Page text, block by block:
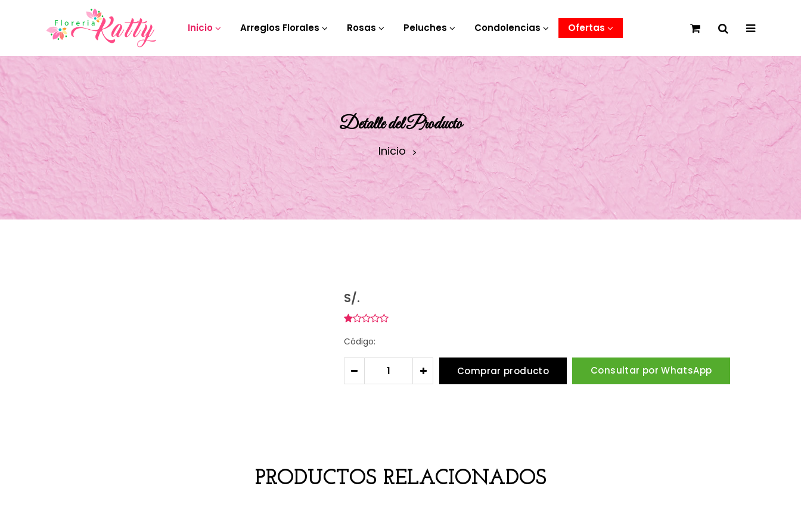
Inicio Arreglos Florales Rosas Peluches Condolencias Ofertas
Detalle del Producto
Inicio
S/.
Código:
- + Comprar producto Consultar por WhatsApp
PRODUCTOS RELACIONADOS